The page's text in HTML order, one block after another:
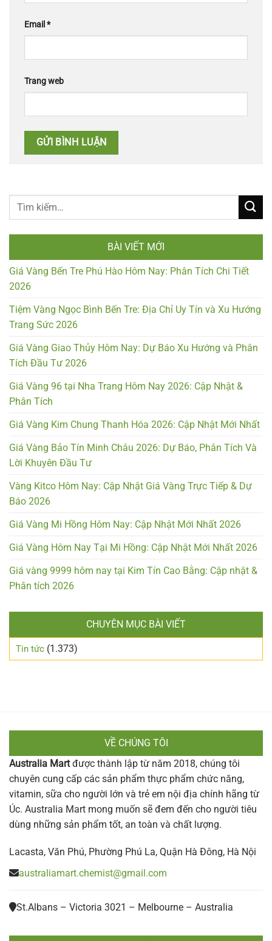
Email *
Trang web
BÀI VIẾT MỚI
Giá Vàng Bến Tre Phú Hào Hôm Nay: Phân Tích Chi Tiết
2026
Tiệm Vàng Ngọc Bình Bến Tre: Địa Chỉ Uy Tín và Xu Hướng
Trang Sức 2026
Giá Vàng Giao Thủy Hôm Nay: Dự Báo Xu Hướng và Phân
Tích Đầu Tư 2026
Giá Vàng 96 tại Nha Trang Hôm Nay 2026: Cập Nhật &
Phân Tích
Giá Vàng Kim Chung Thanh Hóa 2026: Cập Nhật Mới Nhất
Giá Vàng Bảo Tín Minh Châu 2026: Dự Báo, Phân Tích Và
Lời Khuyên Đầu Tư
Vàng Kitco Hôm Nay: Cập Nhật Giá Vàng Trực Tiếp & Dự
Báo 2026
Giá Vàng Mi Hồng Hôm Nay: Cập Nhật Mới Nhất 2026
Giá Vàng Hôm Nay Tại Mi Hồng: Cập Nhật Mới Nhất 2026
Giá vàng 9999 hôm nay tại Kim Tín Cao Bằng: Cập nhật &
Phân tích 2026
CHUYÊN MỤC BÀI VIẾT
Tin tức (1.373)
VỀ CHÚNG TÔI
Australia Martđược thành lập từ năm 2018, chúng tôi
chuyên cung cấp các sản phẩm thực phẩm chức năng,
vitamin, sữa cho người lớn và trẻ em nội địa chính hãng từ
Úc. Australia Mart mong muốn sẽ đem đến cho người tiêu
dùng những sản phẩm tốt, an toàn và chất lượng.
Lacasta, Văn Phú, Phường Phú La, Quận Hà Đông, Hà Nội
australiamart.chemist@gmail.com
St.Albans – Victoria 3021 – Melbourne – Australia